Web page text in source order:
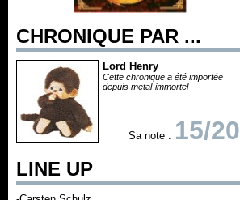
CHRONIQUE PAR ...
Lord Henry
Cette chronique a été importée
depuis metal-immortel
Sa note : 15/20
LINE UP